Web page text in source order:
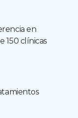
en
150 clínicas